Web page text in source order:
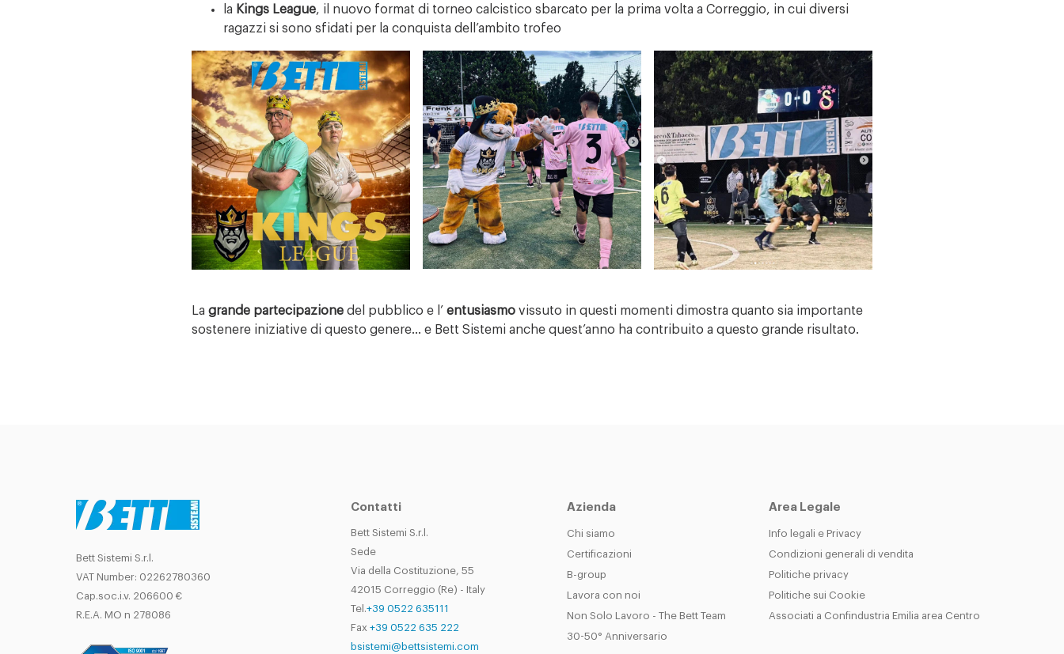
la Kings League, il nuovo format di torneo calcistico sbarcato per la prima volta a Correggio, in cui diversi
ragazzi si sono sfidati per la conquista dell’ambito trofeo
La grande partecipazione del pubblico e l’ entusiasmo vissuto in questi momenti dimostra quanto sia importante
sostenere iniziative di questo genere… e Bett Sistemi anche quest’anno ha contribuito a questo grande risultato.
Bett Sistemi S.r.l.
VAT Number: 02262780360
Cap.soc.i.v. 206600 €
R.E.A. MO n 278086
Contatti
Bett Sistemi S.r.l.
Sede
Via della Costituzione, 55
42015 Correggio (Re) - Italy
Tel.+39 0522 635111
Fax +39 0522 635 222
bsistemi@bettsistemi.com
Azienda
Chi siamo
Certificazioni
B-group
Lavora con noi
Non Solo Lavoro - The Bett Team
30-50° Anniversario
Area Legale
Info legali e Privacy
Condizioni generali di vendita
Politiche privacy
Politiche sui Cookie
Associati a Confindustria Emilia area Centro